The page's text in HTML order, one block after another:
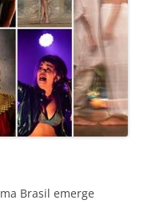
Brasil emerge